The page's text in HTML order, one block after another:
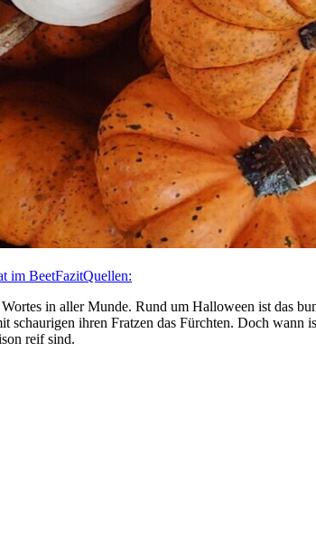
im BeetFazitQuellen:
in aller Munde. Rund um Halloween ist das
schaurigen ihren Fratzen das Fürchten. Doch
reif sind.